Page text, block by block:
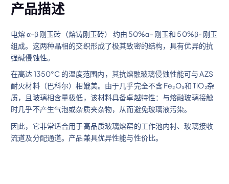
产品描述
电熔 α-β 刚玉砖（熔铸刚玉砖） 约由 50%α- 刚玉和 50%β- 刚玉
组成。这两种晶相的交织形成了极其致密的结构，具有优异的抗
强碱侵蚀性。
在高达 1350°C 的温度范围内，其抗熔融玻璃侵蚀性能可与 AZS
耐火材料（巴科尔）相媲美。由于几乎完全不含 Fe₂O₃和 TiO₂杂
质，且玻璃相含量极低，该材料具备卓越特性：与熔融玻璃接触
时几乎不产生气泡或杂质夹杂物，从而避免玻璃液污染。
因此，它非常适合用于高品质玻璃熔窑的工作池内衬、玻璃接收
流道及分配通道。产品兼具优异性能与性价比。